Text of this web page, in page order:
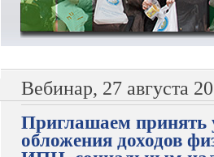
Вебинар, 27 августа
Приглашаем принять
обложения доходов